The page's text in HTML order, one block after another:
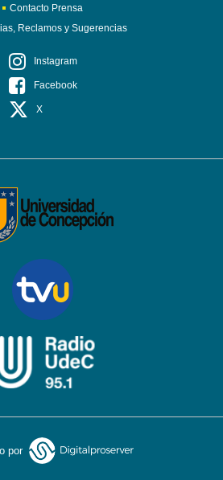
Contacto Prensa
Reclamos y Sugerencias
Instagram
Facebook
X
por